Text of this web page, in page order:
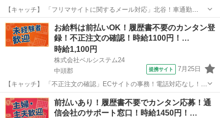
【キャッチ】 「フリマサイトに関するメール対応」北谷！車通勤
OK！電話対応なし！メール対応のお仕事！オシャレ自由 【コメン
ト】 ベルシステム24なら前払い＆履歴書不要！ 勤務時間や働き方な
ど、あなたのライフスタイルに合わせ...
沖縄 中頭郡 一般事務
お給料は前払いOK！履歴書不要のカンタン登
録！不正注文の確認！時給1100円！…
時給1,100円
株式会社ベルシステム24
中頭郡
提携サイト 7月25日
【キャッチ】 「不正注文の確認」ECサイトの事務！電話対応なし！
17:00退社！未経験歓迎！8月開始 【コメント】 ベルシステム24なら前
払い＆履歴書不要！ 勤務時間や働き方など、あなたのライフスタイル
に合わせたお仕事をご...
沖縄 中頭郡 電話対応
前払いあり！履歴書不要でカンタン応募！通
信会社のサポート窓口！時給1450円！…